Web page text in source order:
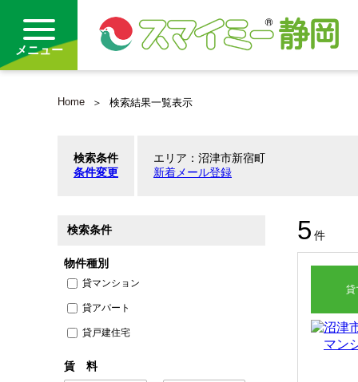
メニュー
沿線から探す(借りる)
沿線から探す(買う)
通勤・通学時間から探す(借りる)
Home 検索結果一覧表示
検索条件
条件変更
エリア：沼津市新宿町
新着メール登録
検索条件
物件種別
貸マンション
貸アパート
貸戸建住宅
賃 料
5 件
貸